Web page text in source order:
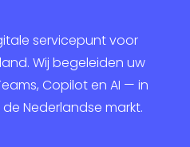
servicepunt voor
Wij begeleiden uw
Copilot en AI — in
Nederlandse markt.